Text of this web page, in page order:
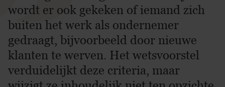
wordt er ook gekeken of iemand zich
buiten het werk als ondernemer
gedraagt, bijvoorbeeld door nieuwe
klanten te werven. Het wetsvoorstel
verduidelijkt deze criteria, maar